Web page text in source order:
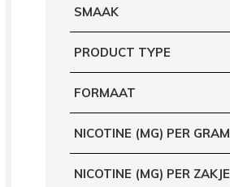
SMAAK
PRODUCT TYPE
FORMAAT
NICOTINE (MG) PER GRAM
NICOTINE (MG) PER ZAKJE